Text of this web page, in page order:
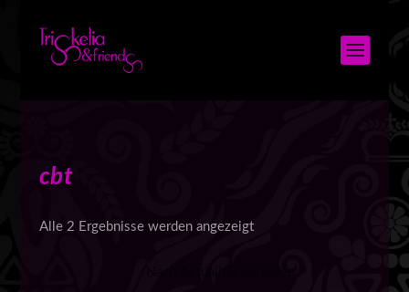
cbt
Alle 2 Ergebnisse werden angezeigtN